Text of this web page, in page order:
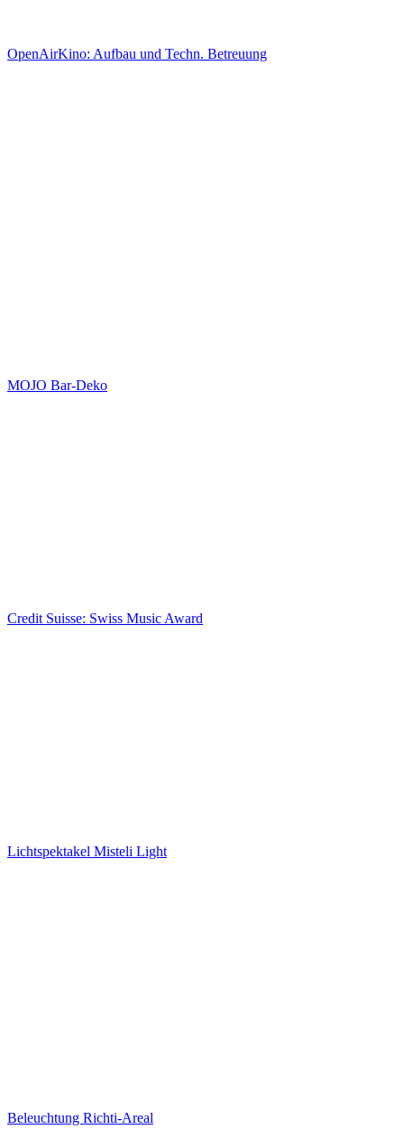
OpenAirKino: Aufbau und Techn. Betreuung
MOJO Bar-Deko
Credit Suisse: Swiss Music Award
Lichtspektakel Misteli Light
Beleuchtung Richti-Areal